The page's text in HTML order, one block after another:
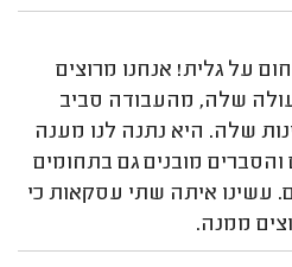
על גלית! אנחנו מרוצים
שלה, מהעבודה סביב
שלה. היא נתנה לנו מענה
והסברים מובנים גם בתחומים
עשינו איתה שתי עסקאות כי
ממנה.